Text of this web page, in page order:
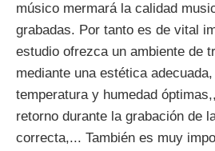
músico mermará la calidad
grabadas. Por tanto es de vital
estudio ofrezca un ambiente de
mediante una estética
temperatura y humedad
retorno durante la grabación de
correcta,... También es muy